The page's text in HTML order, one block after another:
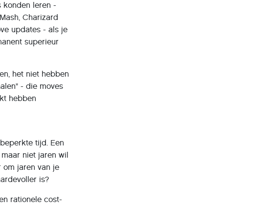
konden leren -
Charizard
updates - als je
superieur
het niet hebben
- die moves
hebben
tijd. Een
niet jaren wil
om jaren van je
is?
rationele cost-